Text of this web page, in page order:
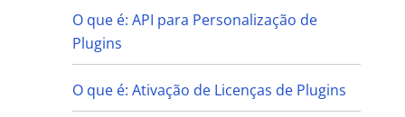
O que é: API para Personalização de
Plugins
O que é: Ativação de Licenças de Plugins